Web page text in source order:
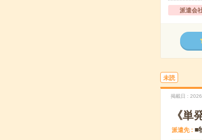
派遣会
未読
掲載日
《単
派遣先 ■